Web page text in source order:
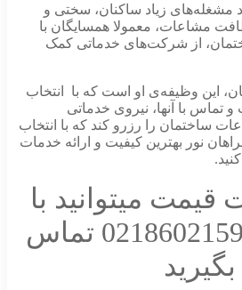
مشغله‌های زیاد ساکنان، سختی و
مشاعات، معمولا همسایگان با
از شرکت‌های خدماتی کمک
این وظیفه‌ی او است که با انتخاب
با آنها، نیروی خدماتی
ساختمان را رزرو کند که با انتخاب
نور بهترین کیفیت و ارائه خدمات
قیمت میتوانید با
شماره ی 02186021591 تماس
بگیرید